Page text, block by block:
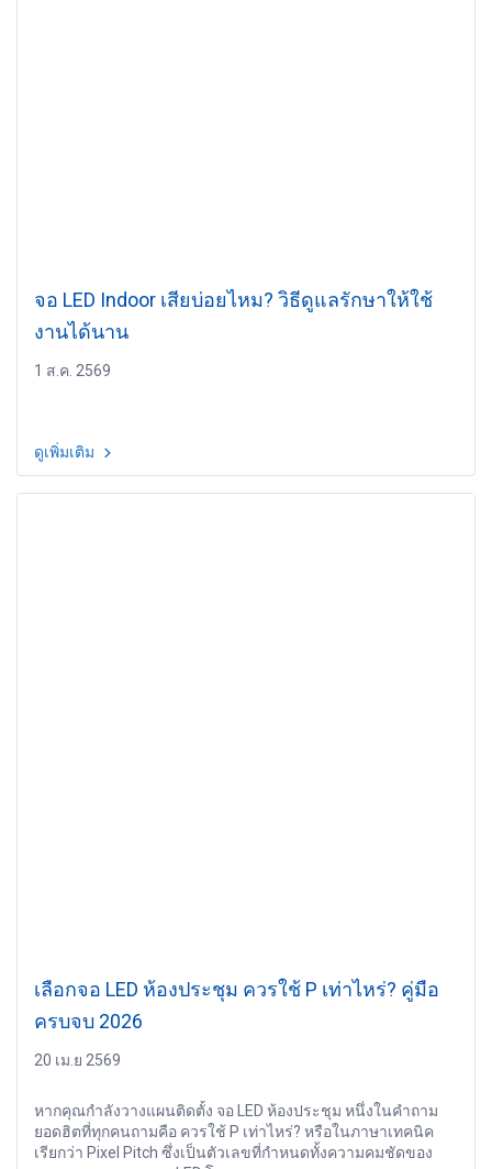
จอ LED Indoor เสียบ่อยไหม? วิธีดูแลรักษาให้ใช้
งานได้นาน
1 ส.ค. 2569
ดูเพิ่มเติม
เลือกจอ LED ห้องประชุม ควรใช้ P เท่าไหร่? คู่มือ
ครบจบ 2026
20 เม.ย 2569
หากคุณกำลังวางแผนติดตั้ง จอ LED ห้องประชุม หนึ่งในคำถาม
ยอดฮิตที่ทุกคนถามคือ ควรใช้ P เท่าไหร่? หรือในภาษาเทคนิค
เรียกว่า Pixel Pitch ซึ่งเป็นตัวเลขที่กำหนดทั้งความคมชัดของ